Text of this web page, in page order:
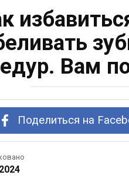
Вам
Поделиться на